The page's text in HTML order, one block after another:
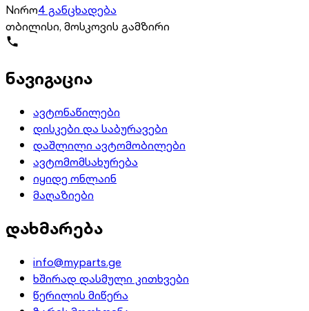
Nირო4 განცხადება
თბილისი, მოსკოვის გამზირი
ნავიგაცია
ავტონაწილები
დისკები და საბურავები
დაშლილი ავტომობილები
ავტომომსახურება
იყიდე ონლაინ
მაღაზიები
დახმარება
info@myparts.ge
ხშირად დასმული კითხვები
წერილის მიწერა